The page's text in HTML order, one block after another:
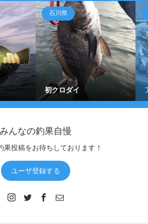
石川県
初クロダイ
みんなの釣果自慢
果投稿をお待ちしております！
ユーザ登録する